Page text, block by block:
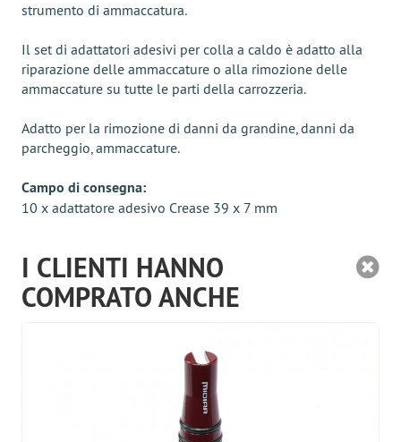
strumento di ammaccatura.
Il set di adattatori adesivi per colla a caldo è adatto alla
riparazione delle ammaccature o alla rimozione delle
ammaccature su tutte le parti della carrozzeria.
Adatto per la rimozione di danni da grandine, danni da
parcheggio, ammaccature.
Campo di consegna:
10 x adattatore adesivo Crease 39 x 7 mm
I CLIENTI HANNO
COMPRATO ANCHE